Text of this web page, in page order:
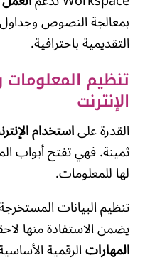
بمعالجة النصوص
التقديمية باحترافية.
تنظيم المعلومات
الإنترنت
القدرة علىاستخدام
ثمينة. فهي تفتح أبواب
لها للمعلومات.
تنظيم البيانات
يضمن الاستفادة منها
المهاراتالرقمية